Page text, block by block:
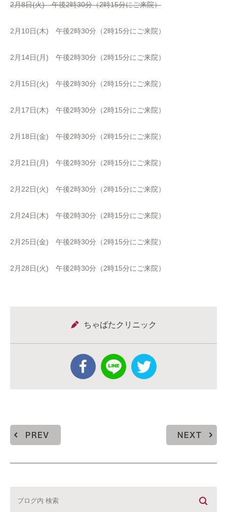
2月8日(火) 午後2時30分（2時15分にご来院）
2月10日(木) 午後2時30分（2時15分にご来院）
2月14日(月) 午後2時30分（2時15分にご来院）
2月15日(火) 午後2時30分（2時15分にご来院）
2月17日(木) 午後2時30分（2時15分にご来院）
2月18日(金) 午後2時30分（2時15分にご来院）
2月21日(月) 午後2時30分（2時15分にご来院）
2月22日(火) 午後2時30分（2時15分にご来院）
2月24日(木) 午後2時30分（2時15分にご来院）
2月25日(金) 午後2時30分（2時15分にご来院）
2月28日(火) 午後2時30分（2時15分にご来院）
ちゃばたクリニック
PREV NEXT